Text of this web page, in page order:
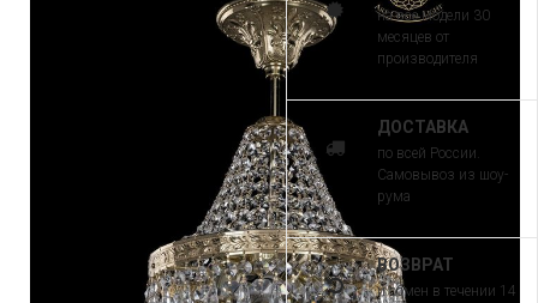
на все модели 30
месяцев от
производителя
ДОСТАВКА
по всей России.
Самовывоз из шоу-
рума
ВОЗВРАТ
и обмен в течении 14